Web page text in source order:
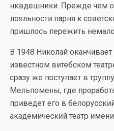
нквдешники. Прежде чем
лояльности парня к
пришлось пережить
В 1948 Николай
известном витебском
сразу же поступает в
Мельпомены, где
приведет его в
академический театр